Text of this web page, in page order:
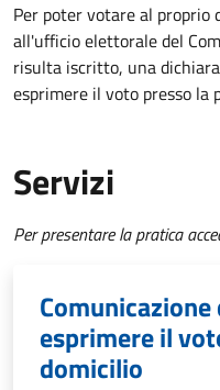
Per poter votare al proprio
all'ufficio elettorale del
risulta iscritto, una
esprimere il voto presso la
Servizi
Per presentare la pratica
esprimere il
domicilio